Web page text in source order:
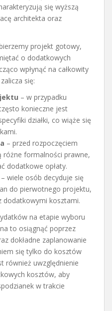
się wyższą
architekta oraz
projekt gotowy,
o dodatkowych
wpłynąć na całkowity
się:
– w przypadku
konieczne jest
działki, co wiąże się
– przed rozpoczęciem
różne formalności prawne,
dodatkowe opłaty.
– wiele osób decyduje się
do pierwotnego projektu,
dodatkowymi kosztami.
na etapie wyboru
to osiągnąć poprzez
dokładne zaplanowanie
się tylko do kosztów
również uwzględnienie
kosztów, aby
w trakcie